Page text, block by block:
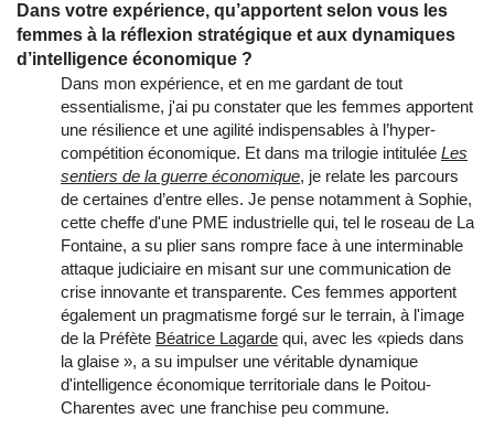
Dans votre expérience, qu’apportent selon vous les
femmes à la réflexion stratégique et aux dynamiques
d’intelligence économique ?
Dans mon expérience, et en me gardant de tout
essentialisme, j'ai pu constater que les femmes apportent
une résilience et une agilité indispensables à l’hyper-
compétition économique. Et dans ma trilogie intitulée Les
sentiers de la guerre économique, je relate les parcours
de certaines d’entre elles. Je pense notamment à Sophie,
cette cheffe d'une PME industrielle qui, tel le roseau de La
Fontaine, a su plier sans rompre face à une interminable
attaque judiciaire en misant sur une communication de
crise innovante et transparente. Ces femmes apportent
également un pragmatisme forgé sur le terrain, à l'image
de la Préfète Béatrice Lagarde qui, avec les «pieds dans
la glaise », a su impulser une véritable dynamique
d'intelligence économique territoriale dans le Poitou-
Charentes avec une franchise peu commune.